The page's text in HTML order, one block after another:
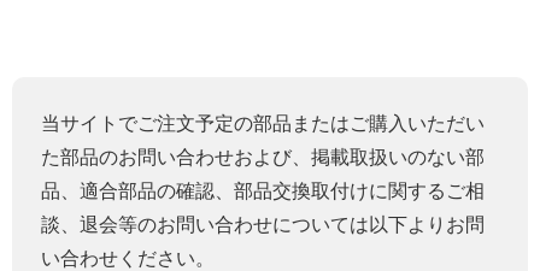
当サイトでご注文予定の部品またはご購入いただい
た部品のお問い合わせおよび、掲載取扱いのない部
品、適合部品の確認、部品交換取付けに関するご相
談、退会等のお問い合わせについては以下よりお問
い合わせください。